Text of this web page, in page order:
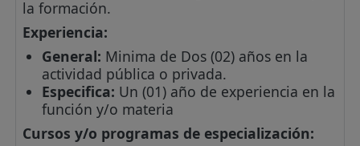
la formación.
Experiencia:
General: Minima de Dos (02) años en la
actividad pública o privada.
Especifica: Un (01) año de experiencia en la
función y/o materia
Cursos y/o programas de especialización: